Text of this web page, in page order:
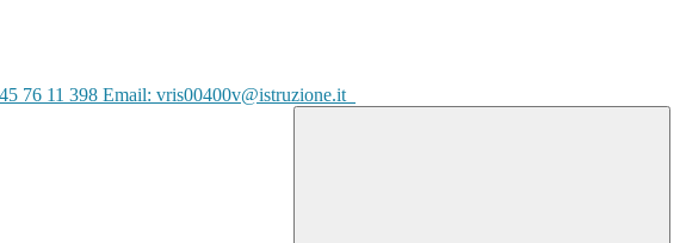
76 11 398 Email: vris00400v@istruzione.it